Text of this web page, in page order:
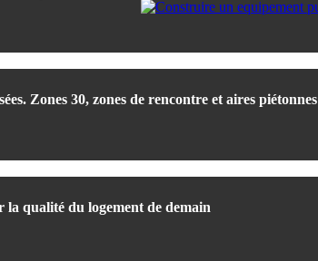
Zones 30, zones de rencontre et aires piétonnes
la qualité du logement de demain